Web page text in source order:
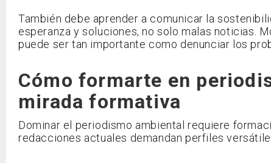
También debe aprender a comunicar la
esperanza y soluciones, no solo malas noticias.
puede ser tan importante como denunciar los
Cómo formarte en
mirada formativa
Dominar el periodismo ambiental requiere
redacciones actuales demandan perfiles